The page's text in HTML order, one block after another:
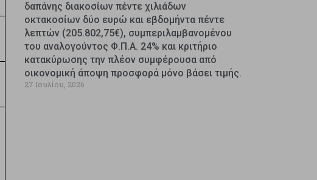
δαπάνης διακοσίων πέντε χιλιάδων
οκτακοσίων δύο ευρώ και εβδομήντα πέντε
λεπτών (205.802,75€), συμπεριλαμβανομένου
του αναλογούντος Φ.Π.Α. 24% και κριτήριο
κατακύρωσης την πλέον συμφέρουσα από
οικονομική άποψη προσφορά μόνο βάσει τιμής.
27 Ιουλίου, 2026